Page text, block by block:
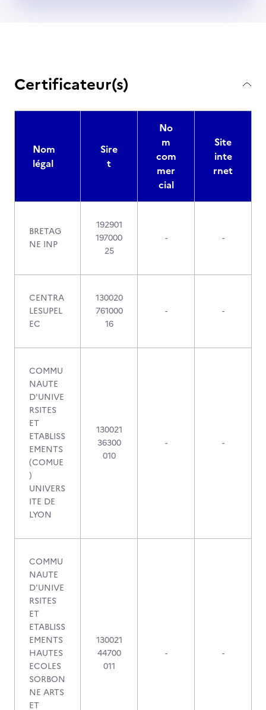
Certificateur(s)
Nom
légal
Sire
t
No
m
com
mer
cial
Site
inte
rnet
BRETAG
NE INP
192901
197000
25
- -
CENTRA
LESUPEL
EC
130020
761000
16
- -
COMMU
NAUTE
D'UNIVE
RSITES
ET
ETABLISS
EMENTS
(COMUE
)
UNIVERS
ITE DE
LYON
130021
36300
010
- -
COMMU
NAUTE
D'UNIVE
RSITES
ET
ETABLISS
EMENTS
HAUTES
ECOLES
SORBON
NE ARTS
ET
130021
44700
011
- -